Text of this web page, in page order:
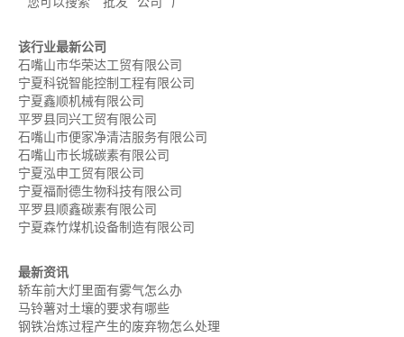
该行业最新公司
石嘴山市华荣达工贸有限公司
宁夏科锐智能控制工程有限公司
宁夏鑫顺机械有限公司
平罗县同兴工贸有限公司
石嘴山市便家净清洁服务有限公司
石嘴山市长城碳素有限公司
宁夏泓申工贸有限公司
宁夏福耐德生物科技有限公司
平罗县顺鑫碳素有限公司
宁夏森竹煤机设备制造有限公司
最新资讯
轿车前大灯里面有雾气怎么办
马铃薯对土壤的要求有哪些
钢铁冶炼过程产生的废弃物怎么处理